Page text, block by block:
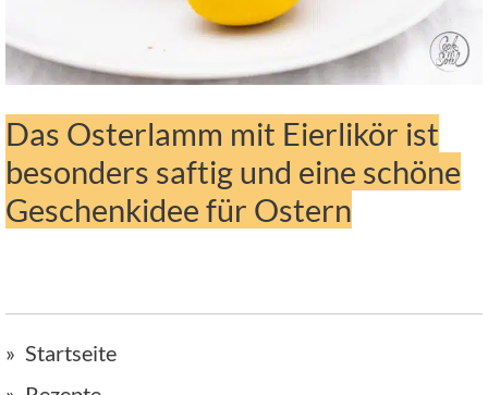
Das Osterlamm mit Eierlikör ist
besonders saftig und eine schöne
Geschenkidee für Ostern
Startseite